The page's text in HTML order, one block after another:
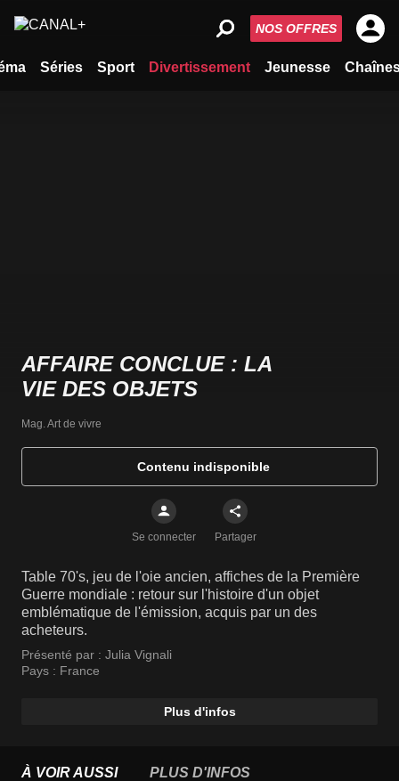
Séries Sport Divertissement Jeunesse
NOS OFFRES
AFFAIRE CONCLUE : LA
VIE DES OBJETS
Mag. Art de vivre
Contenu indisponible
Se connecter Partager
Table 70's, jeu de l'oie ancien, affiches de la Première
Guerre mondiale : retour sur l'histoire d'un objet
emblématique de l'émission, acquis par un des
acheteurs.
Présenté par : Julia Vignali
Pays : France
Plus d'infos
À VOIR AUSSI PLUS D'INFOS